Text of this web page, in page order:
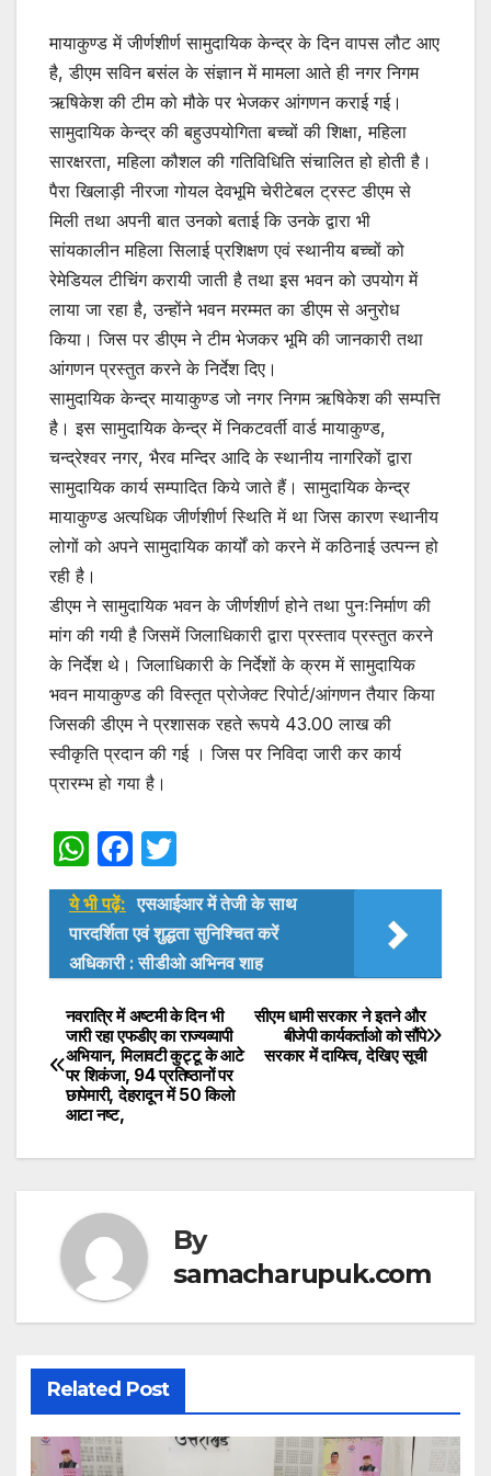
मायाकुण्ड में जीर्णशीर्ण सामुदायिक केन्द्र के दिन वापस लौट आए
है, डीएम सविन बसंल के संज्ञान में मामला आते ही नगर निगम
ऋषिकेश की टीम को मौके पर भेजकर आंगणन कराई गई।
सामुदायिक केन्द्र की बहुउपयोगिता बच्चों की शिक्षा, महिला
सारक्षरता, महिला कौशल की गतिविधिति संचालित हो होती है।
पैरा खिलाड़ी नीरजा गोयल देवभूमि चेरीटेबल ट्रस्ट डीएम से
मिली तथा अपनी बात उनको बताई कि उनके द्वारा भी
सांयकालीन महिला सिलाई प्रशिक्षण एवं स्थानीय बच्चों को
रेमेडियल टीचिंग करायी जाती है तथा इस भवन को उपयोग में
लाया जा रहा है, उन्होंने भवन मरम्मत का डीएम से अनुरोध
किया। जिस पर डीएम ने टीम भेजकर भूमि की जानकारी तथा
आंगणन प्रस्तुत करने के निर्देश दिए।
सामुदायिक केन्द्र मायाकुण्ड जो नगर निगम ऋषिकेश की सम्पत्ति
है। इस सामुदायिक केन्द्र में निकटवर्ती वार्ड मायाकुण्ड,
चन्द्रेश्वर नगर, भैरव मन्दिर आदि के स्थानीय नागरिकों द्वारा
सामुदायिक कार्य सम्पादित किये जाते हैं। सामुदायिक केन्द्र
मायाकुण्ड अत्यधिक जीर्णशीर्ण स्थिति में था जिस कारण स्थानीय
लोगों को अपने सामुदायिक कार्यों को करने में कठिनाई उत्पन्न हो
रही है।
डीएम ने सामुदायिक भवन के जीर्णशीर्ण होने तथा पुनःनिर्माण की
मांग की गयी है जिसमें जिलाधिकारी द्वारा प्रस्ताव प्रस्तुत करने
के निर्देश थे। जिलाधिकारी के निर्देशों के क्रम में सामुदायिक
भवन मायाकुण्ड की विस्तृत प्रोजेक्ट रिपोर्ट/आंगणन तैयार किया
जिसकी डीएम ने प्रशासक रहते रूपये 43.00 लाख की
स्वीकृति प्रदान की गई । जिस पर निविदा जारी कर कार्य
प्रारम्भ हो गया है।
W
h
at
s
A
p
p
F
a
c
e
b
o
o
k
w
itt
er
ये भी पढ़ें: एसआईआर में तेजी के साथ
पारदर्शिता एवं शुद्धता सुनिश्चित करें
अधिकारी : सीडीओ अभिनव शाह
Post
navigation
सीएम धामी सरकार ने इतने और
बीजेपी कार्यकर्ताओ को सौंपे
सरकार में दायित्व, देखिए सूची
नवरात्रि में अष्टमी के दिन भी
जारी रहा एफडीए का राज्यव्यापी
अभियान, मिलावटी कुट्टू के आटे
पर शिकंजा, 94 प्रतिष्ठानों पर
छापेमारी, देहरादून में 50 किलो
आटा नष्ट,
By
samacharupuk.com
Related Post